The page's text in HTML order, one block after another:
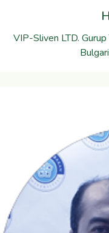
VIP-Sliven LTD.